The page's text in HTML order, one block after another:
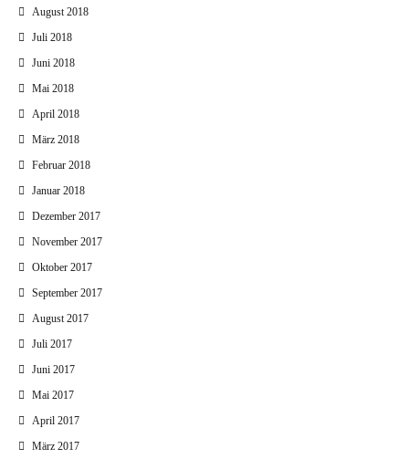
August 2018
Juli 2018
Juni 2018
Mai 2018
April 2018
März 2018
Februar 2018
Januar 2018
Dezember 2017
November 2017
Oktober 2017
September 2017
August 2017
Juli 2017
Juni 2017
Mai 2017
April 2017
März 2017